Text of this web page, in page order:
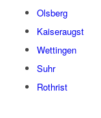
Olsberg
Kaiseraugst
Wettingen
Suhr
Rothrist